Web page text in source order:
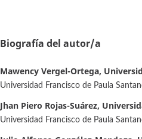
Biografía del autor/a
Mawency Vergel-Ortega,
Universidad Francisco de Paula
Jhan Piero Rojas-Suárez,
Universidad Francisco de Paula